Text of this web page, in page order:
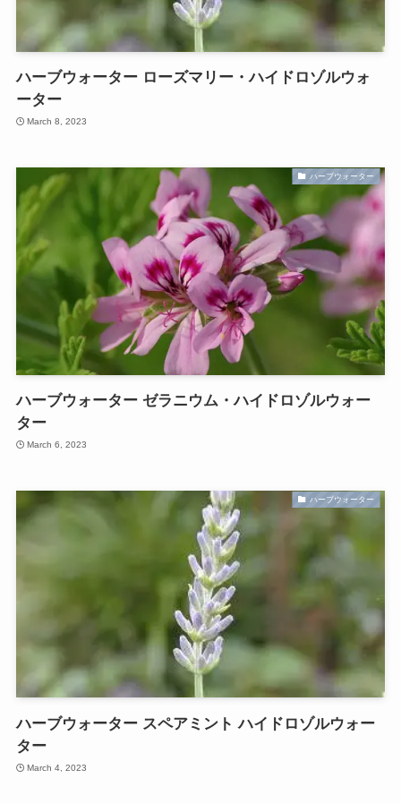
ハーブウォーター ローズマリー・ハイドロゾルウォ
ーター
March 8, 2023
ハーブウォーター
ハーブウォーター ゼラニウム・ハイドロゾルウォー
ター
March 6, 2023
ハーブウォーター
ハーブウォーター スペアミント ハイドロゾルウォー
ター
March 4, 2023